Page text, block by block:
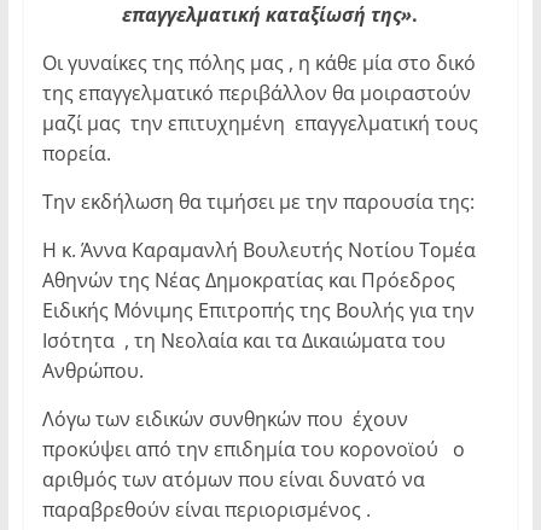
επαγγελματική καταξίωσή της».
Οι γυναίκες της πόλης μας , η κάθε μία στο δικό
της επαγγελματικό περιβάλλον θα μοιραστούν
μαζί μας την επιτυχημένη επαγγελματική τους
πορεία.
Την εκδήλωση θα τιμήσει με την παρουσία της:
Η κ. Άννα Καραμανλή Βουλευτής Νοτίου Τομέα
Αθηνών της Νέας Δημοκρατίας και Πρόεδρος
Ειδικής Μόνιμης Επιτροπής της Βουλής για την
Ισότητα , τη Νεολαία και τα Δικαιώματα του
Ανθρώπου.
Λόγω των ειδικών συνθηκών που έχουν
προκύψει από την επιδημία του κορονοϊού ο
αριθμός των ατόμων που είναι δυνατό να
παραβρεθούν είναι περιορισμένος .